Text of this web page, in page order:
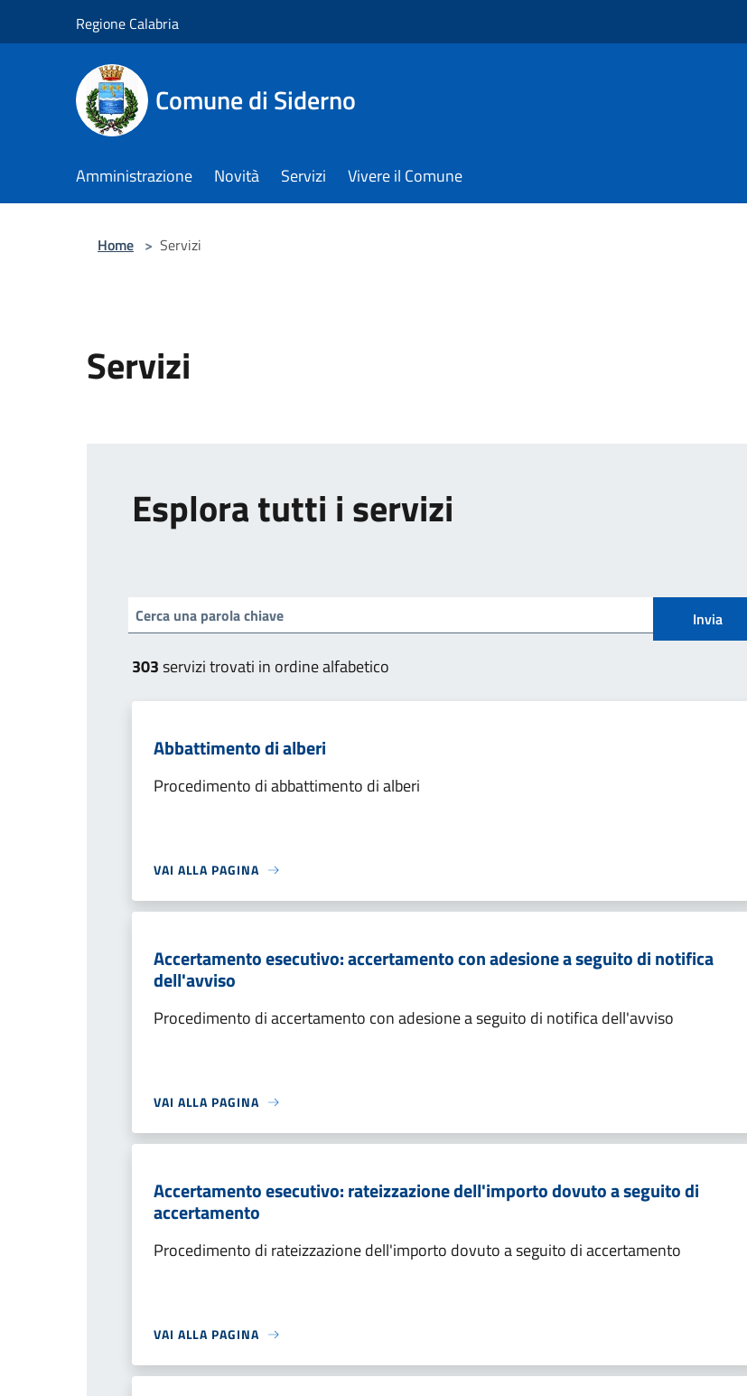
Regione Calabria
Comune di Siderno
Amministrazione Novità Servizi Vivere il Comune
Home > Servizi
Servizi
Esplora tutti i servizi
Invia
303servizi trovati in ordine alfabetico
Abbattimento di alberi
Procedimento di abbattimento di alberi
VAI ALLA PAGINA
Accertamento esecutivo: accertamento con adesione a seguito di notifica
dell'avviso
Procedimento di accertamento con adesione a seguito di notifica dell'avviso
VAI ALLA PAGINA
Accertamento esecutivo: rateizzazione dell'importo dovuto a seguito di
accertamento
Procedimento di rateizzazione dell'importo dovuto a seguito di accertamento
VAI ALLA PAGINA